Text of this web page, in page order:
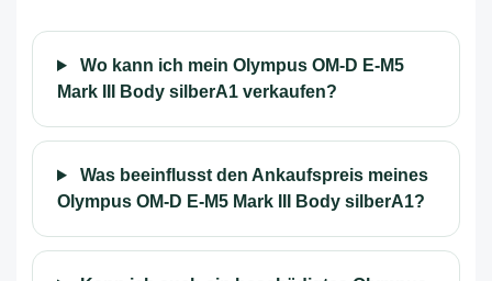
Wo kann ich mein Olympus OM-D E-M5
Mark III Body silberA1 verkaufen?
Was beeinflusst den Ankaufspreis meines
Olympus OM-D E-M5 Mark III Body silberA1?